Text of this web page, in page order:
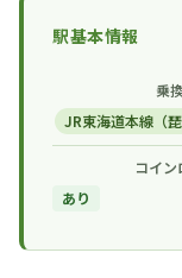
駅基本情報
乗
JR東海道本線（琵
コイン
あり